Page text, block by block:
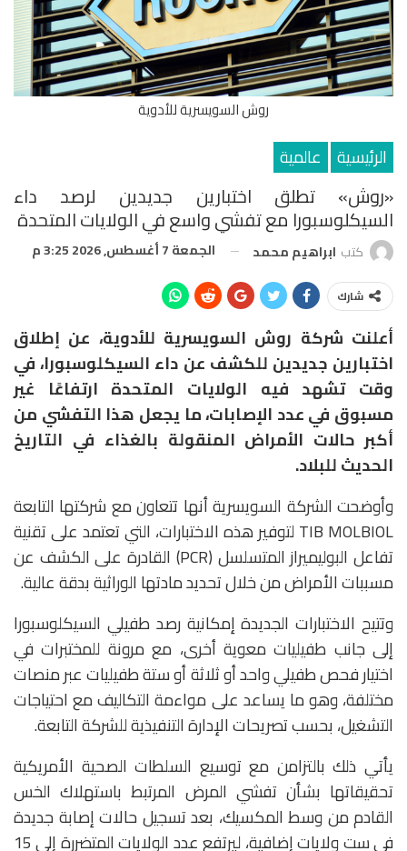
روش السويسرية للأدوية
الرئيسية عالمية
«روش» تطلق اختبارين جديدين لرصد داء
السيكلوسبورا مع تفشي واسع في الولايات المتحدة
كتب ابراهيم محمد الجمعة 7 أغسطس, 2026 3:25 م
شارك
أعلنت شركة روش السويسرية للأدوية، عن إطلاق
اختبارين جديدين للكشف عن داء السيكلوسبورا، في
وقت تشهد فيه الولايات المتحدة ارتفاعًا غير
مسبوق في عدد الإصابات، ما يجعل هذا التفشي من
أكبر حالات الأمراض المنقولة بالغذاء في التاريخ
الحديث للبلاد.
وأوضحت الشركة السويسرية أنها تتعاون مع شركتها التابعة
TIB MOLBIOL لتوفير هذه الاختبارات، التي تعتمد على تقنية
تفاعل البوليميراز المتسلسل (PCR) القادرة على الكشف عن
مسببات الأمراض من خلال تحديد مادتها الوراثية بدقة عالية.
وتتيح الاختبارات الجديدة إمكانية رصد طفيلي السيكلوسبورا
إلى جانب طفيليات معوية أخرى، مع مرونة للمختبرات في
اختيار فحص طفيلي واحد أو ثلاثة أو ستة طفيليات عبر منصات
مختلفة، وهو ما يساعد على مواءمة التكاليف مع احتياجات
التشغيل، بحسب تصريحات الإدارة التنفيذية للشركة التابعة.
يأتي ذلك بالتزامن مع توسيع السلطات الصحية الأمريكية
تحقيقاتها بشأن تفشي المرض المرتبط باستهلاك الخس
القادم من وسط المكسيك، بعد تسجيل حالات إصابة جديدة
في ست ولايات إضافية، ليرتفع عدد الولايات المتضررة إلى 15